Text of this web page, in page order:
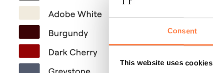
Consent
This website uses cookies